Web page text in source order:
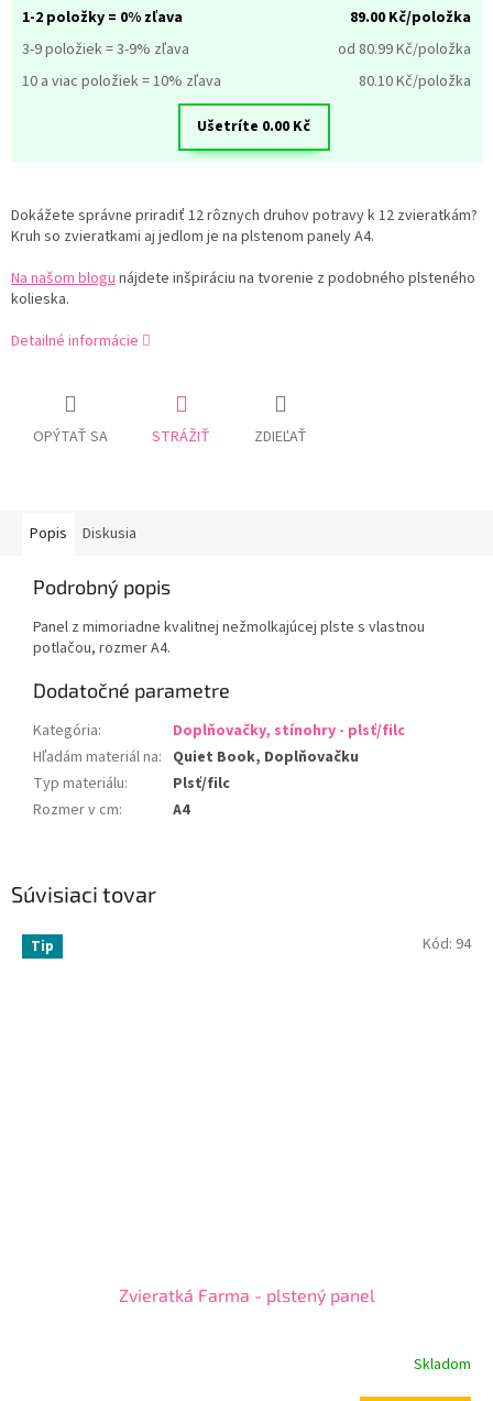
1-2 položky = 0% zľava 89.00 Kč/položka
3-9 položiek = 3-9% zľava
od 80.99Kč/položka
10 a viac položiek = 10% zľava
80.10Kč/položka
Ušetríte 0.00 Kč
Dokážete správne priradiť 12 rôznych druhov potravy k 12 zvieratkám?
Kruh so zvieratkami aj jedlom je na plstenom panely A4.
Na našom blogunájdete inšpiráciu na tvorenie z podobného plsteného
kolieska.
Detailné informácie
OPÝTAŤ SA STRÁŽIŤ ZDIEĽAŤ
Súvisiaci tovar
Tip
Zvieratká Farma - plstený panel
Skladom
Kód: 94
Popis Diskusia
Podrobný popis
Panel z mimoriadne kvalitnej nežmolkajúcej plste s vlastnou
potlačou, rozmer A4.
Dodatočné parametre
Kategória:
Doplňovačky, stínohry - plsť/filc
Hľadám materiál na: Quiet Book, Doplňovačku
Typ materiálu:
Plsť/filc
Rozmer v cm: A4